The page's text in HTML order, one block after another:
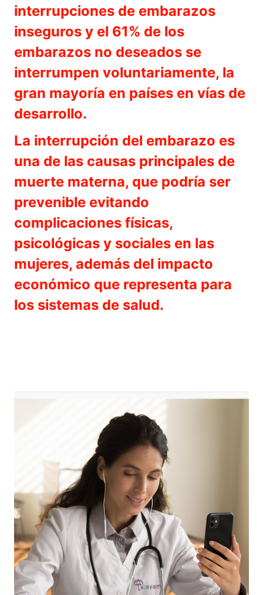
interrupciones de embarazos
inseguros y el 61% de los
embarazos no deseados se
interrumpen voluntariamente, la
gran mayoría en países en vías de
desarrollo.
La interrupción del embarazo es
una de las causas principales de
muerte materna, que podría ser
prevenible evitando
complicaciones físicas,
psicológicas y sociales en las
mujeres, además del impacto
económico que representa para
los sistemas de salud.